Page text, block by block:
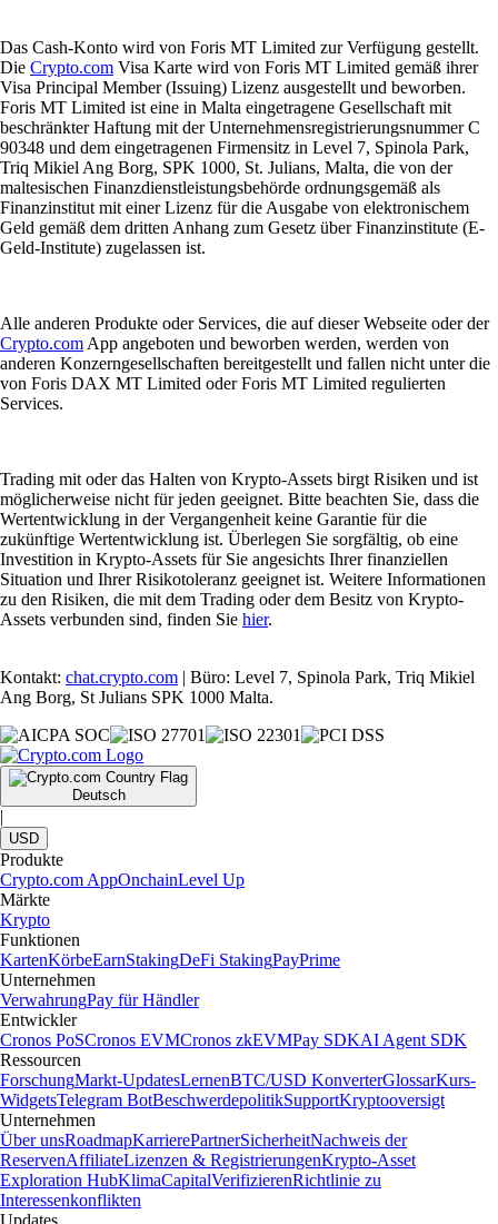
Das Cash-Konto wird von Foris MT Limited zur Verfügung gestellt.
Die Crypto.com Visa Karte wird von Foris MT Limited gemäß ihrer
Visa Principal Member (Issuing) Lizenz ausgestellt und beworben.
Foris MT Limited ist eine in Malta eingetragene Gesellschaft mit
beschränkter Haftung mit der Unternehmensregistrierungsnummer C
90348 und dem eingetragenen Firmensitz in Level 7, Spinola Park,
Triq Mikiel Ang Borg, SPK 1000, St. Julians, Malta, die von der
maltesischen Finanzdienstleistungsbehörde ordnungsgemäß als
Finanzinstitut mit einer Lizenz für die Ausgabe von elektronischem
Geld gemäß dem dritten Anhang zum Gesetz über Finanzinstitute (E-
Geld-Institute) zugelassen ist.
Alle anderen Produkte oder Services, die auf dieser Webseite oder der
Crypto.com App angeboten und beworben werden, werden von
anderen Konzerngesellschaften bereitgestellt und fallen nicht unter die
von Foris DAX MT Limited oder Foris MT Limited regulierten
Services.
Trading mit oder das Halten von Krypto-Assets birgt Risiken und ist
möglicherweise nicht für jeden geeignet. Bitte beachten Sie, dass die
Wertentwicklung in der Vergangenheit keine Garantie für die
zukünftige Wertentwicklung ist. Überlegen Sie sorgfältig, ob eine
Investition in Krypto-Assets für Sie angesichts Ihrer finanziellen
Situation und Ihrer Risikotoleranz geeignet ist. Weitere Informationen
zu den Risiken, die mit dem Trading oder dem Besitz von Krypto-
Assets verbunden sind, finden Sie hier.
Kontakt: chat.crypto.com | Büro: Level 7, Spinola Park, Triq Mikiel
Ang Borg, St Julians SPK 1000 Malta.
Deutsch
|
USD
Produkte
Crypto.com AppOnchainLevel Up
Märkte
Krypto
Funktionen
KartenKörbeEarnStakingDeFi StakingPayPrime
Unternehmen
VerwahrungPay für Händler
Entwickler
Cronos PoSCronos EVMCronos zkEVMPay SDKAI Agent SDK
Ressourcen
ForschungMarkt-UpdatesLernenBTC/USD KonverterGlossarKurs-
WidgetsTelegram BotBeschwerdepolitikSupportKryptooversigt
Unternehmen
Über unsRoadmapKarrierePartnerSicherheitNachweis der
ReservenAffiliateLizenzen & RegistrierungenKrypto-Asset
Exploration HubKlimaCapitalVerifizierenRichtlinie zu
Interessenkonflikten
Updates